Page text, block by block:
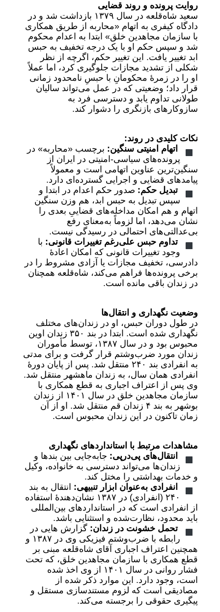
روایت پرونده و روند قضایی
سعید شاه‌قلعه در سال ۱۳۷۹ بازداشت شد و در
دادگاه کیفری به اتهام «محاربه از طریق همکاری
با سازمان مجاهدین خلق» ابتدا به اعدام محکوم
شد و سپس حکم او با یک درجه تخفیف به حبس
ابد تغییر یافت. این تغییر حکم، اگرچه از نظر
شکلی از تشدید مجازات جلوگیری کرد، اما عملاً
او را در زمرهٔ محکومانِ با حبسِ نامحدود زمانی
قرار داد؛ وضعیتی که در عمل می‌تواند سالیان
طولانی تداوم یابد و دسترسی فرد به
سازوکارهای بازنگری را دشوار کند.
نکات کلیدی در روند:
اتهام امنیتی سنگین: برچسب «محاربه» در
پرونده‌های سیاسی-امنیتی در ایران از
سنگین‌ترین عناوین اتهامی است و معمولاً
پیامدهای قضایی و اجرایی گسترده‌ای دارد.
تبدیل حکم: صدور حکم اعدام در ابتدا و
سپس تبدیل به حبس ابد، هم وزن سنگین
اتهام و هم امکان مداخله‌های قضاییِ بعدی را
نشان می‌دهد، اما لزوماً به‌معنای رفع
بی‌عدالتی‌های احتمالی در رسیدگی نیست.
تداوم حبس علی‌رغم تغییرات قانونی: با
وجود تغییرات قانونی که امکان اعادهٔ
دادرسی، تخفیف مجازات یا آزادی مشروط را در
برخی پرونده‌ها فراهم می‌کند، شاه‌قلعه همچنان
در زندان باقی مانده است.
وضعیت نگهداری و انتقال‌ها
در طول دوران حبس، او در زندان‌های مختلف
نگهداری شده است. ابتدا در بند ۳۵۰ زندان اوین
محبوس بود و در سال ۱۳۸۷، توسط مأموران
زندان مورد ضرب‌وشتم قرار گرفت و برای مدتی
به انفرادی بند ۲۴۰ منتقل شد. پس از پایان دورهٔ
انفرادی همان سال، به زندان ماهشهر منتقل شد.
وی پس از اعتراف اجباری به قطع همکاری با
سازمان مجاهدین خلق در سال ۱۴۰۱ از زندان
بوشهر به بند ۴ زندان قم منتقل شد. او از آن
زمان تاکنون در این زندان محبوس است.
مشاهدات مرتبط با استانداردهای نگهداری
انتقال‌های پی‌درپی: جابه‌جایی بین بندها و
زندان‌ها می‌تواند دسترسی به خانواده، وکیل
و خدمات بهداشتی را مختل کند.
انفرادی به‌عنوان ابزار تنبیهی: انتقال به بند
۲۴۰ (انفرادی) در ۱۳۸۷ نشان‌دهندهٔ استفاده
از انفرادی است که در استانداردهای بین‌المللی
باید محدود، نظارت‌شده و استثنایی باشد.
تحمل خشونت در زندان: گزارش هایی در
رابطه با ضرب‌وشتم فیزیکی وی در ۱۳۸۷ و
همچنین اعتراف اجباری آقای شاه‌قلعه مبنی بر
قطع همکاری با سازمان مجاهدین خلق، که تحت
فشار روانی در سال ۱۴۰۱ از وی اخذ شده
است، وجود دارد. این موارد ذکر شده از
مصادیقی است که لزوم مستندسازی مستقل و
پیگیری حقوقی را برجسته می‌کند.